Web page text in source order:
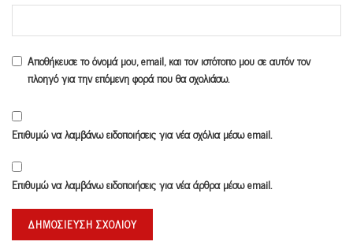
Αποθήκευσε το όνομά μου, email, και τον ιστότοπο μου σε αυτόν τον
πλοηγό για την επόμενη φορά που θα σχολιάσω.
Επιθυμώ να λαμβάνω ειδοποιήσεις για νέα σχόλια μέσω email.
Επιθυμώ να λαμβάνω ειδοποιήσεις για νέα άρθρα μέσω email.